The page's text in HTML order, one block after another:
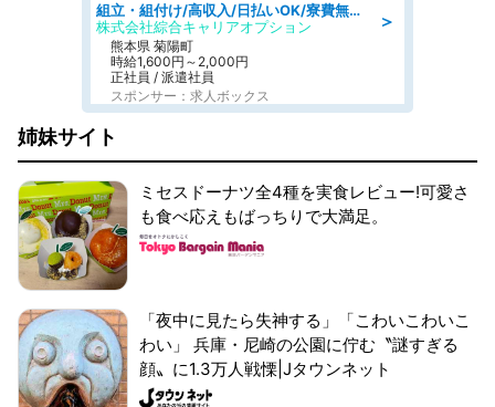
＞
組立・組付け/高収入/日払いOK/寮費無料/交替制/20・30・40代活躍中
株式会社綜合キャリアオプション
熊本県 菊陽町
時給1,600円～2,000円
正社員 / 派遣社員
スポンサー：求人ボックス
姉妹サイト
ミセスドーナツ全4種を実食レビュー!可愛さ
も食べ応えもばっちりで大満足。
「夜中に見たら失神する」「こわいこわいこ
わい」 兵庫・尼崎の公園に佇む〝謎すぎる
顔〟に1.3万人戦慄|Jタウンネット